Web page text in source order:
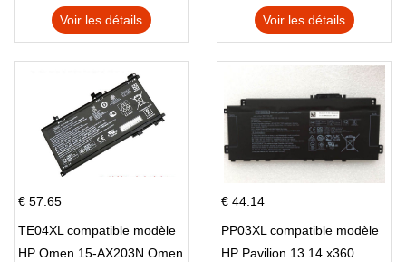
X540S
Voir les détails
TPN-I128
Voir les détails
€ 57.65
TE04XL compatible modèle
HP Omen 15-AX203N Omen
€ 44.14
PP03XL compatible modèle
HP Pavilion 13 14 x360